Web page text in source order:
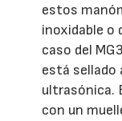
estos
inoxidable o
caso del
está sellado
ultrasónica.
con un